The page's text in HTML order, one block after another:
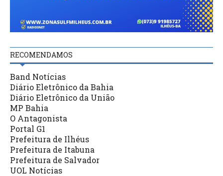
RECOMENDAMOS
Band Notícias
Diário Eletrônico da Bahia
Diário Eletrônico da União
MP Bahia
O Antagonista
Portal G1
Prefeitura de Ilhéus
Prefeitura de Itabuna
Prefeitura de Salvador
UOL Notícias